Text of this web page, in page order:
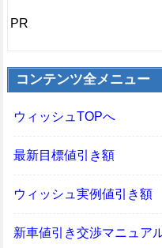
PR
コンテンツ全メニュー
ウィッシュTOPへ
最新目標値引き額
ウィッシュ実例値引き額
新車値引き交渉マニュア